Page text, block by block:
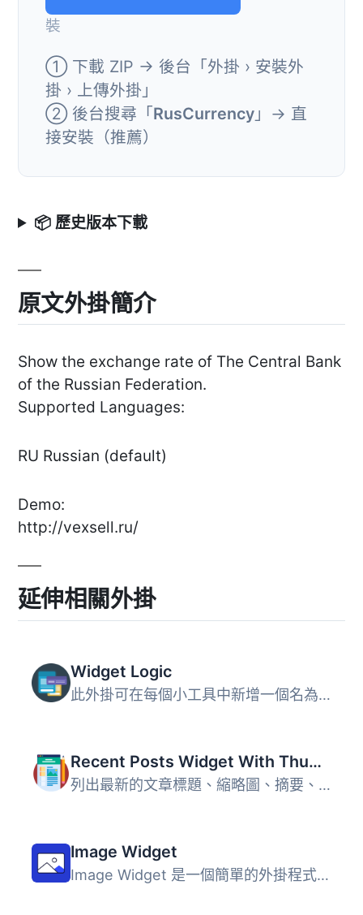
裝
① 下載 ZIP → 後台「外掛 › 安裝外
掛 › 上傳外掛」
② 後台搜尋「RusCurrency 」→ 直
接安裝（推薦）
📦 歷史版本下載
原文外掛簡介
Show the exchange rate of The Central Bank
of the Russian Federation.
Supported Languages:
RU Russian (default)
Demo:
http://vexsell.ru/
延伸相關外掛
Widget Logic
此外掛可在每個小工具中新增一個名為 "Widget logic" 的額外...
Recent Posts Widget With Thumbnails
列出最新的文章標題、縮略圖、摘要、作者、類別、日期等等！ ...
Image Widget
Image Widget 是一個簡單的外掛程式，利用 WordPress 原生媒...